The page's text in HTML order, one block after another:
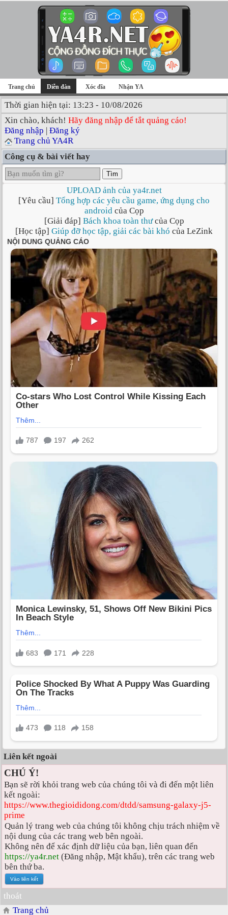
Trang chủ Diễn đàn Xóc đĩa Nhận YA
Thời gian hiện tại: 13:23 - 10/08/2026
Xin chào, khách! Hãy đăng nhập để tắt quảng cáo!
Đăng nhập | Đăng ký
Trang chủ YA4R
Công cụ & bài viết hay
Tìm
UPLOAD ảnh của ya4r.net
[Yêu cầu] Tổng hợp các yêu cầu game, ứng dụng cho
androidcủa Cọp
[Giải đáp] Bách khoa toàn thưcủa Cọp
[Học tập] Giúp đỡ học tập, giải các bài khó của LeZink
Liên kết ngoài
CHÚ Ý!
Bạn sẽ rời khỏi trang web của chúng tôi và đi đến một liên
kết ngoài:
https://www.thegioididong.com/dtdd/samsung-galaxy-j5-
prime
Quản lý trang web của chúng tôi không chịu trách nhiệm về
nội dung của các trang web bên ngoài.
Không nên để xác định dữ liệu của bạn, liên quan đến
https://ya4r.net (Đăng nhập, Mật khẩu), trên các trang web
bên thứ ba.
thoát
Trang chủ